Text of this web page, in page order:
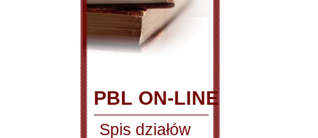
PBL ON-LINE
Spis działów